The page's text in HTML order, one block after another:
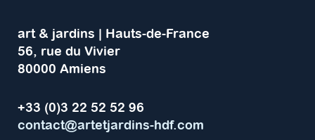
art & jardins | Hauts-de-France
56, rue du Vivier
80000 Amiens
+33 (0)3 22 52 52 96
contact@artetjardins-hdf.com